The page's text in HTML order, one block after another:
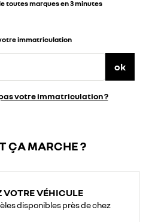
toutes marques en 3 minutes
immatriculation
ok
votre immatriculation ?
ÇA MARCHE ?
VOTRE VÉHICULE
disponibles près de chez